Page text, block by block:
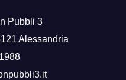
Pubbli 3
Alessandria